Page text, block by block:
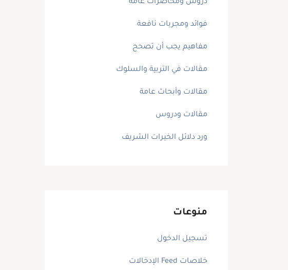
دروس ومحاضرات عامة
فوائد ومجربات نافعة
مفاهيم يجب أن تصحح
مقالات في التربية والسلوك
مقالات وأبحاث عامة
مقالات ودروس
ورد دلائل الخيرات الشريف
منوعات
تسجيل الدخول
خلاصات Feed الإدخالات